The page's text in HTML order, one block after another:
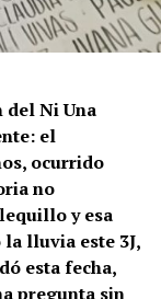
del Ni Una
el
ocurrido
no
y esa
lluvia este 3J,
esta fecha,
pregunta sin